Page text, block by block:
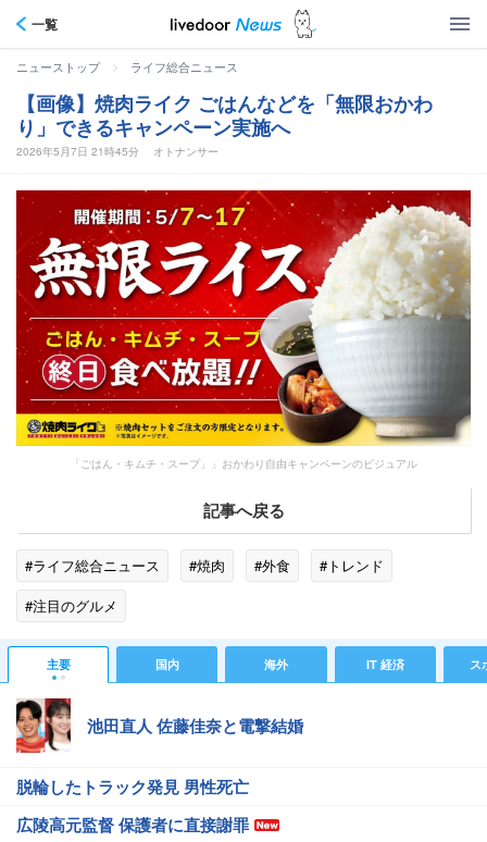
一覧
ニューストップ > ライフ総合ニュース
【画像】焼肉ライク ごはんなどを「無限おかわ
り」できるキャンペーン実施へ
2026年5月7日 21時45分 オトナンサー
「ごはん・キムチ・スープ」」おかわり自由キャンペーンのビジュアル
記事へ戻る
#ライフ総合ニュース #焼肉 #外食
#トレンド
#注目のグルメ
主要 国内 海外 IT 経済 ス
池田直人 佐藤佳奈と電撃結婚
脱輪したトラック発見 男性死亡
広陵高元監督 保護者に直接謝罪